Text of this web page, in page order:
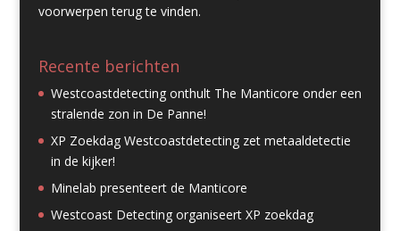
voorwerpen terug te vinden.
Recente berichten
Westcoastdetecting onthult The Manticore onder een
stralende zon in De Panne!
XP Zoekdag Westcoastdetecting zet metaaldetectie
in de kijker!
Minelab presenteert de Manticore
Westcoast Detecting organiseert XP zoekdag